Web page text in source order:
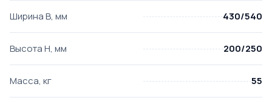
Ширина B, мм 430/540
Высота H, мм 200/250
Масса, кг 55